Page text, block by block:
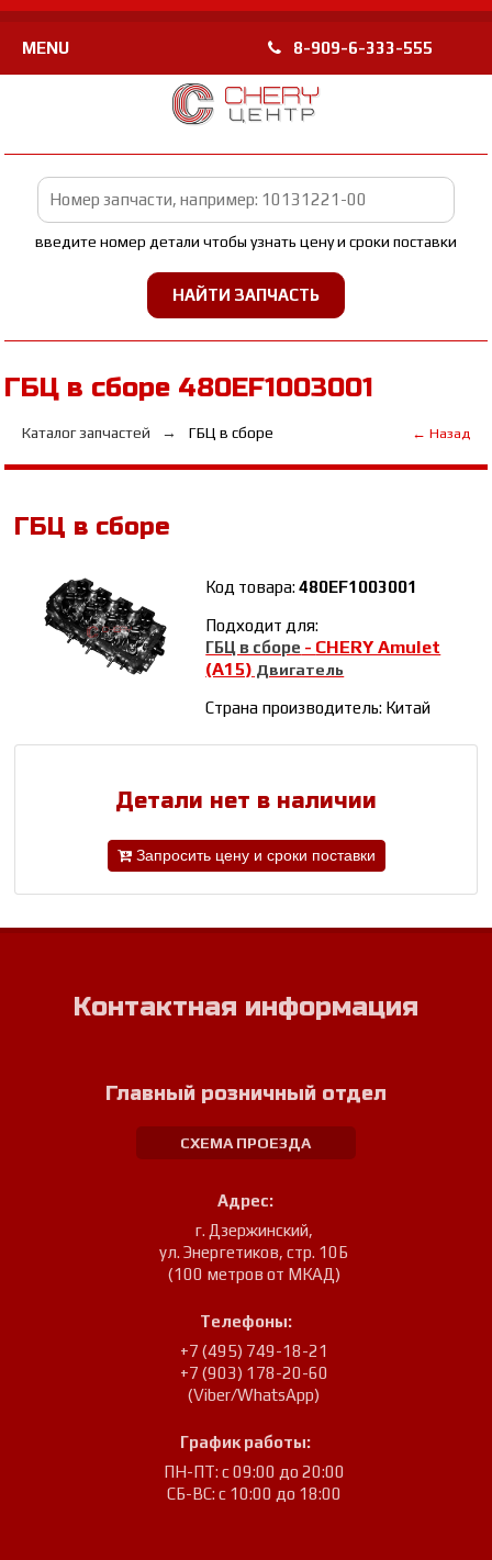
MENU 8-909-6-333-555
введите номер детали чтобы узнать цену и сроки поставки
ГБЦ в сборе 480EF1003001
Каталог запчастей ГБЦ в сборе ← Назад
ГБЦ в сборе
Код товара:480EF1003001
Подходит для:
ГБЦ в сборе - CHERY Amulet
(A15) Двигатель
Страна производитель: Китай
Детали нет в наличии
Запросить цену и сроки поставки
Контактная информация
Главный розничный отдел
СХЕМА ПРОЕЗДА
Адрес:
г. Дзержинский,
ул. Энергетиков, стр. 10Б
(100 метров от МКАД)
Телефоны:
+7 (495) 749-18-21
+7 (903) 178-20-60
(Viber/WhatsApp)
График работы:
ПН-ПТ: с 09:00 до 20:00
СБ-ВС: с 10:00 до 18:00